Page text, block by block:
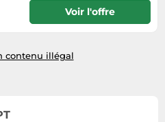
Voir l'offre
contenu illégal